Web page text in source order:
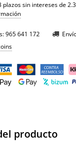
plazos sin intereses de
965 641 172
producto